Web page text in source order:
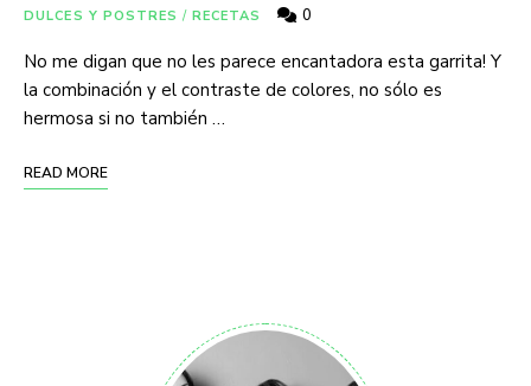
DULCES Y POSTRES / RECETAS 0
No me digan que no les parece encantadora esta garrita! Y
la combinación y el contraste de colores, no sólo es
hermosa si no también …
READ MORE